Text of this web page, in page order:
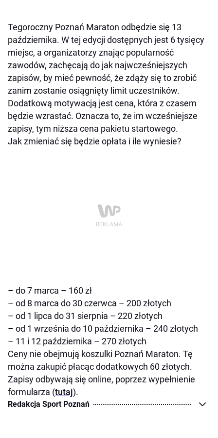
Tegoroczny Poznań Maraton odbędzie się 13
października. W tej edycji dostępnych jest 6 tysięcy
miejsc, a organizatorzy znając popularność
zawodów, zachęcają do jak najwcześniejszych
zapisów, by mieć pewność, że zdąży się to zrobić
zanim zostanie osiągnięty limit uczestników.
Dodatkową motywacją jest cena, która z czasem
będzie wzrastać. Oznacza to, że im wcześniejsze
zapisy, tym niższa cena pakietu startowego.
Jak zmieniać się będzie opłata i ile wyniesie?
– do 7 marca – 160 zł
– od 8 marca do 30 czerwca – 200 złotych
– od 1 lipca do 31 sierpnia – 220 złotych
– od 1 września do 10 października – 240 złotych
– 11 i 12 października – 270 złotych
Ceny nie obejmują koszulki Poznań Maraton. Tę
można zakupić płacąc dodatkowych 60 złotych.
Zapisy odbywają się online, poprzez wypełnienie
formularza (tutaj).
Redakcja Sport Poznań